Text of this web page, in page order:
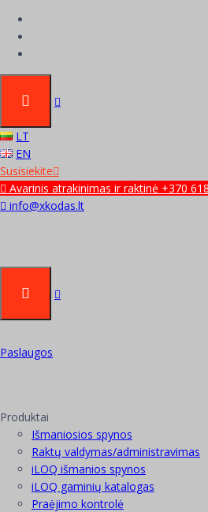
LT
EN
Susisiekite
Avarinis atrakinimas ir raktinė +370
info@xkodas.lt
Paslaugos
Produktai
Išmaniosios spynos
Raktų valdymas/administravimas
iLOQ išmanios spynos
iLOQ gaminių katalogas
Praėjimo kontrolė
iLOQ